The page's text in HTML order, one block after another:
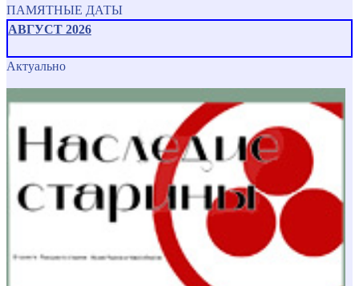
ПАМЯТНЫЕ ДАТЫ
АВГУСТ 2026
Актуально